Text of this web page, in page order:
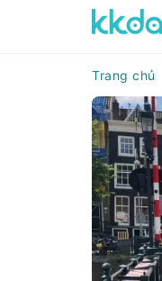
Trang chủ